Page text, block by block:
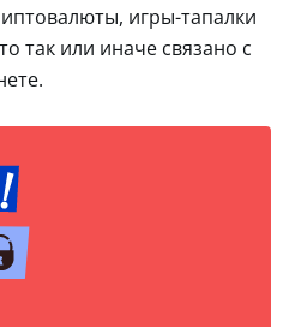
игры-тапалки
так или иначе связано с